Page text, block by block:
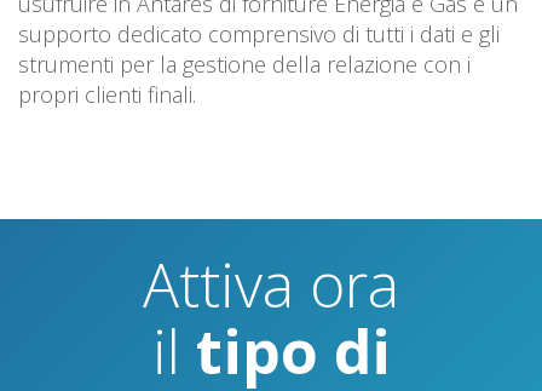
supporto dedicato comprensivo di tutti i dati e gli
strumenti per la gestione della relazione con i
propri clienti finali.
Attiva ora
il tipo di